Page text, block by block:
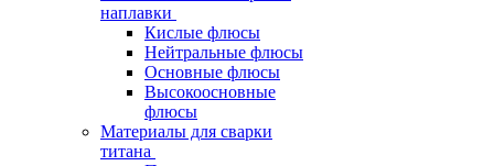
наплавки
Кислые флюсы
Нейтральные флюсы
Основные флюсы
Высокоосновные
флюсы
Материалы для сварки
титана